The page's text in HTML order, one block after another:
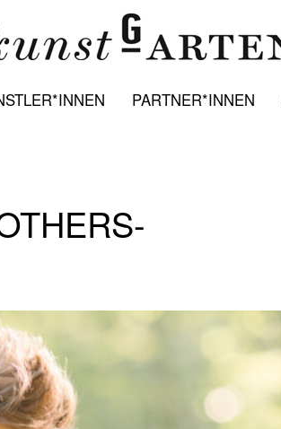
PARTNER*INNEN